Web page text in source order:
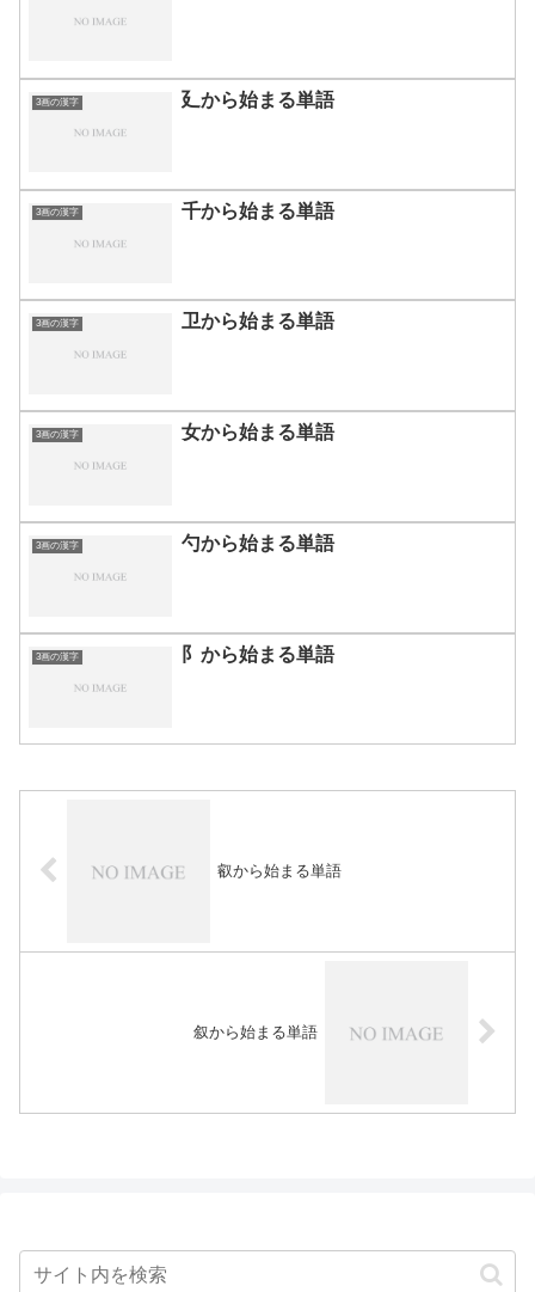
3画の漢字 廴から始まる単語
3画の漢字 千から始まる単語
3画の漢字 卫から始まる単語
3画の漢字 女から始まる単語
3画の漢字 勺から始まる単語
3画の漢字 阝から始まる単語
叡から始まる単語
叙から始まる単語